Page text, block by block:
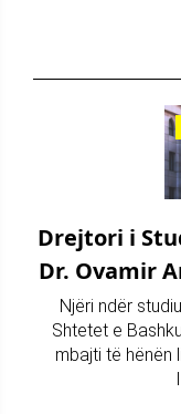
Drejtori i
Dr. Ovamir
Njëri ndër
Shtetet e
mbajti të hënën